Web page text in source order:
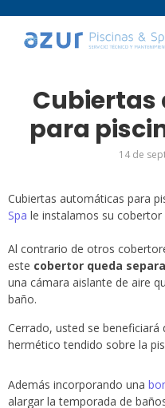
para
14 de
Cubiertas automáticas para
Spa le instalamos su
Al contrario de otros
este cobertor queda
una cámara aislante de aire
baño.
Cerrado, usted se
hermético tendido sobre la
Además incorporando una
alargar la temporada de